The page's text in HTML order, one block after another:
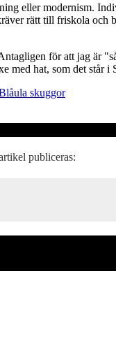
eller modernism.
rätt till friskola
för att jag är
med hat, som det står i
skuggor
publiceras: